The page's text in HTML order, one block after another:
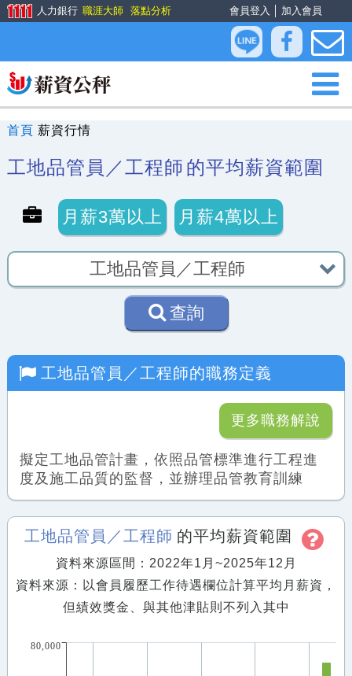
會員登入 加入會員
人力銀行 職涯大師 落點分析
首頁 薪資行情
工地品管員／工程師 的平均薪資範圍
月薪3萬以上 月薪4萬以上
查詢
工地品管員／工程師的職務定義
更多職務解說
擬定工地品管計畫，依照品管標準進行工程進
度及施工品質的監督，並辦理品管教育訓練
工地品管員／工程師 的平均薪資範圍
資料來源區間：2022年1月~2025年12月
資料來源：以會員履歷工作待遇欄位計算平均月薪資，
但績效獎金、與其他津貼則不列入其中
80,000